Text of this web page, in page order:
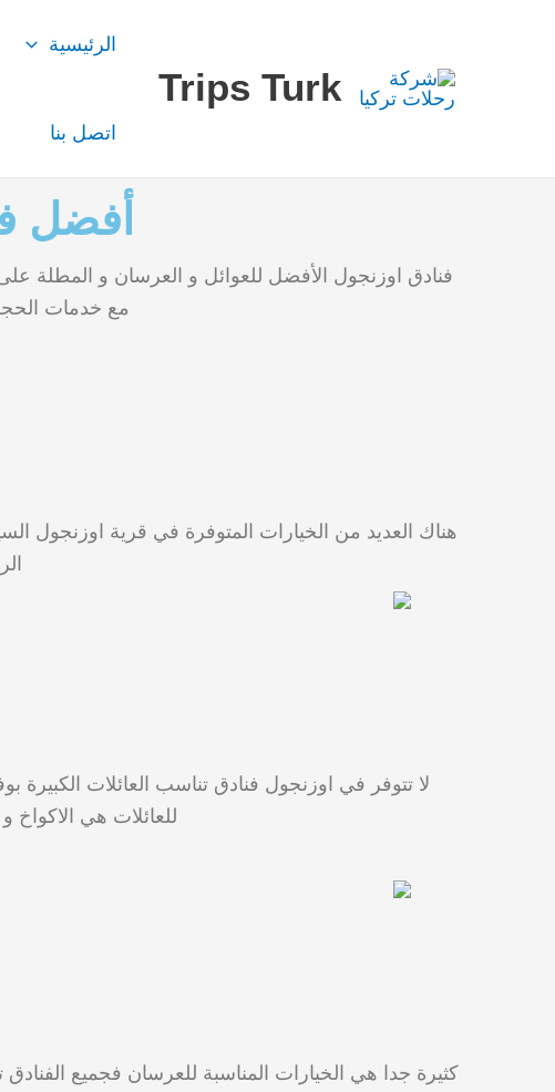
Trips Turk
الرئيسية
اتصل بنا
أفضل
فنادق اوزنجول الأفضل للعوائل و العرسان و المطلة
مع خدمات
لا تتوفر في اوزنجول فنادق تناسب العائلات
للعائلات هي الاكواخ
كثيرة جدا هي الخيارات المناسبة للعرسان فجميع